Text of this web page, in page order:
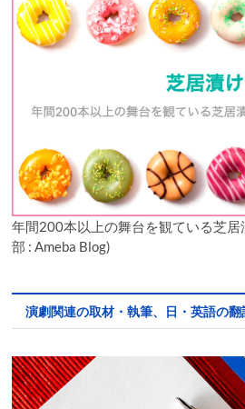
年間200本以上の舞台を観ている芝
部 : Ameba Blog)
演劇関連の取材・執筆、日・英語の